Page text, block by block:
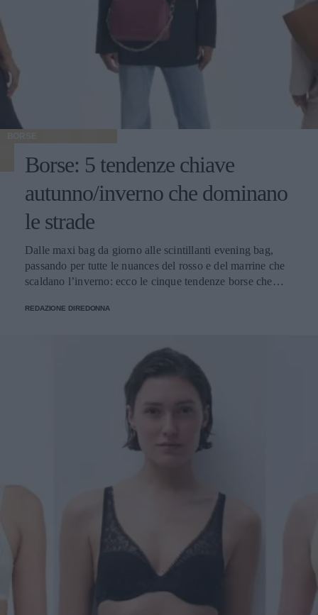
BORSE
Borse: 5 tendenze chiave
autunno/inverno che dominano
le strade
Dalle maxi bag da giorno alle scintillanti evening bag,
passando per tutte le nuances del rosso e del marrine che
scaldano l’inverno: ecco le cinque tendenze borse che
REDAZIONE DIREDONNA